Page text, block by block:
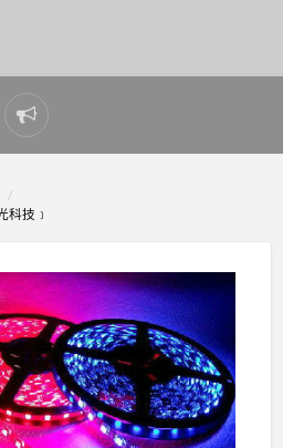
Report
problem
科技﹞